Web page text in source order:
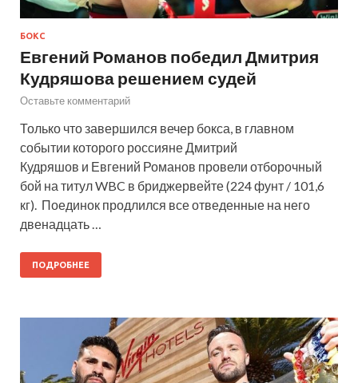
БОКС
Евгений Романов победил Дмитрия
Кудряшова решением судей
Оставьте комментарий
Только что завершился вечер бокса, в главном
событии которого россияне Дмитрий
Кудряшов и Евгений Романов провели отборочный
бой на титул WBC в бриджервейте (224 фунт / 101,6
кг). Поединок продлился все отведенные на него
двенадцать …
ПОДРОБНЕЕ